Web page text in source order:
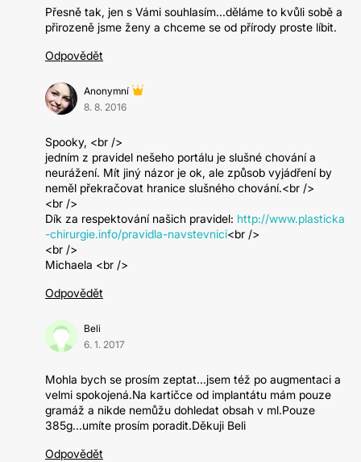
Přesně tak, jen s Vámi souhlasím...děláme to kvůli sobě a
přirozeně jsme ženy a chceme se od přírody proste líbit.
Odpovědět
Anonymní
8. 8. 2016
Spooky, <br />
jedním z pravidel nešeho portálu je slušné chování a
neurážení. Mít jiný názor je ok, ale způsob vyjádření by
neměl překračovat hranice slušného chování.<br />
<br />
Dík za respektování našich pravidel: http://www.plasticka
-chirurgie.info/pravidla-navstevnici<br />
<br />
Michaela <br />
Odpovědět
Beli
6. 1. 2017
Mohla bych se prosím zeptat...jsem též po augmentaci a
velmi spokojená.Na kartičce od implantátu mám pouze
gramáž a nikde nemůžu dohledat obsah v ml.Pouze
385g...umíte prosím poradit.Děkuji Beli
Odpovědět